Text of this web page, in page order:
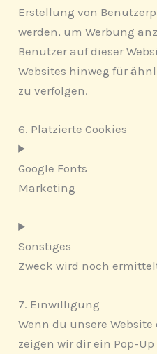
Erstellung von
werden, um Werbung
Benutzer auf dieser
Websites hinweg für
zu verfolgen.
6. Platzierte Cookies
Google Fonts
Marketing
Sonstiges
Zweck wird noch
7. Einwilligung
Wenn du unsere
zeigen wir dir ein Pop-